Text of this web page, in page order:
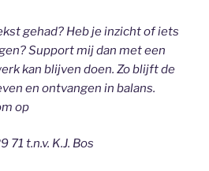
gehad? Heb je inzicht of iets
Support mij dan met een
kan blijven doen. Zo blijft de
en ontvangen in balans.
op
71 t.n.v. K.J. Bos